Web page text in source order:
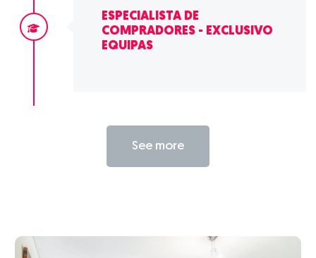
ESPECIALISTA DE
COMPRADORES - EXCLUSIVO
EQUIPAS
See more